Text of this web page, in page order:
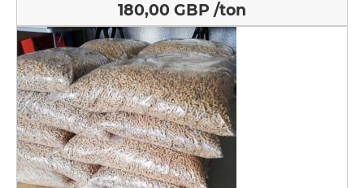
180,00 GBP /ton